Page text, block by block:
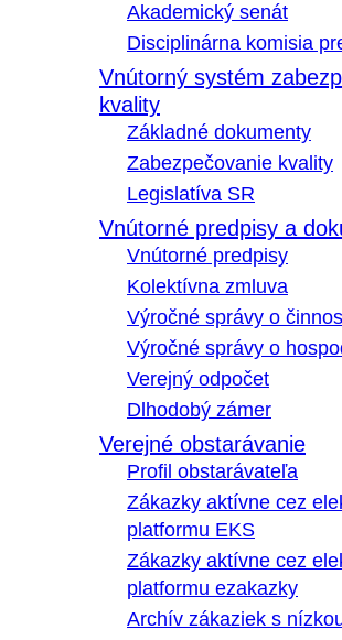
Akademický senát
Disciplinárna komisia
Vnútorný systém
kvality
Základné dokumenty
Zabezpečovanie kvality
Legislatíva SR
Vnútorné predpisy a
Vnútorné predpisy
Kolektívna zmluva
Výročné správy o
Výročné správy o
Verejný odpočet
Dlhodobý zámer
Verejné obstarávanie
Profil obstarávateľa
Zákazky aktívne cez
platformu EKS
Zákazky aktívne cez
platformu ezakazky
Archív zákaziek s